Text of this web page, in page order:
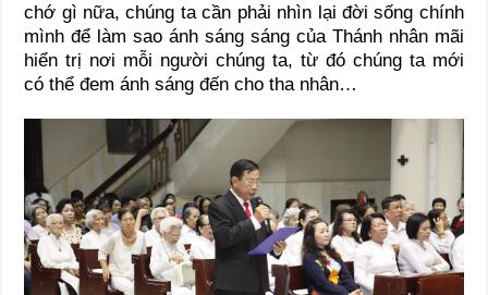
chớ gì nữa, chúng ta cần phải nhìn lại đời sống chính
mình để làm sao ánh sáng sáng của Thánh nhân mãi
hiển trị nơi mỗi người chúng ta, từ đó chúng ta mới
có thể đem ánh sáng đến cho tha nhân…